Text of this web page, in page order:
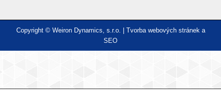
Copyright © Weiron Dynamics, s.r.o. | Tvorba webových stránek a
SEO